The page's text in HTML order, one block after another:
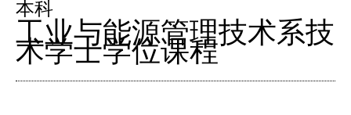
本科
工业与能源管理技术系技
术学士学位课程